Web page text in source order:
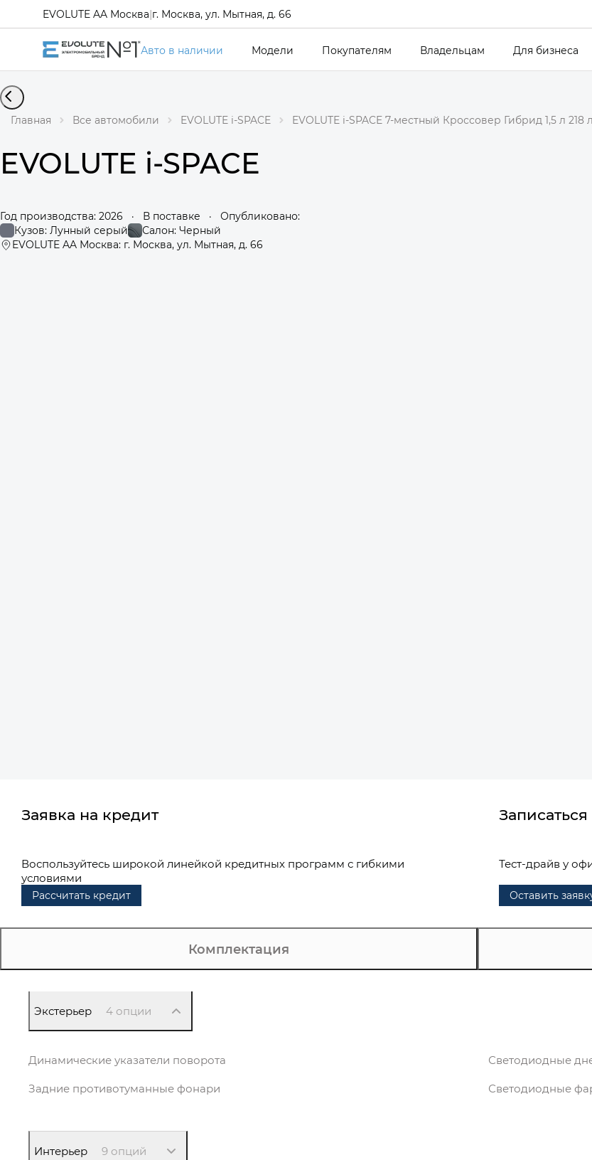
EVOLUTE AA Москва|г. Москва, ул. Мытная, д. 66
Авто в наличии Модели Покупателям Владельцам Для бизнеса
Главная Все автомобили EVOLUTE i-SPACE EVOLUTE i-SPACE 7-местный Кроссовер Гибрид 1,5 л
EVOLUTE i-SPACE
Год производства: 2026 · В поставке ·
Опубликовано:
Кузов: Лунный серый
Салон: Черный
EVOLUTE AA Москва: г. Москва, ул. Мытная, д. 66
Заявка на кредит
Воспользуйтесь широкой линейкой кредитных программ с гибкими
условиями
Рассчитать кредит
Тест-драйв у
Оставить
Комплектация
Экстерьер 4 опции
Динамические указатели поворота
Задние противотуманные фонари
Светодиодные
Светодиодные
Интерьер 9 опций